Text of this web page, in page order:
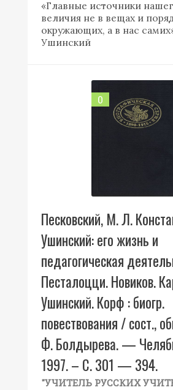
«Главные источники
величия не в вещах и
окружающих, а в нас
Ушинский
0
Песковский, М. Л.
Ушинский: его жизнь и
педагогическая
Песталоцци. Новиков.
Ушинский. Корф : биогр.
повествования / сост.,
Ф. Болдырева. —
1997. – С. 301 — 394.
"УЧИТЕЛЬ РУССКИХ